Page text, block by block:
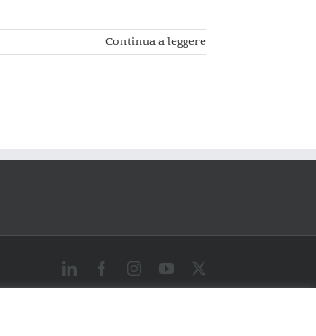
Continua a leggere
LinkedInFacebookInstagramYouTube